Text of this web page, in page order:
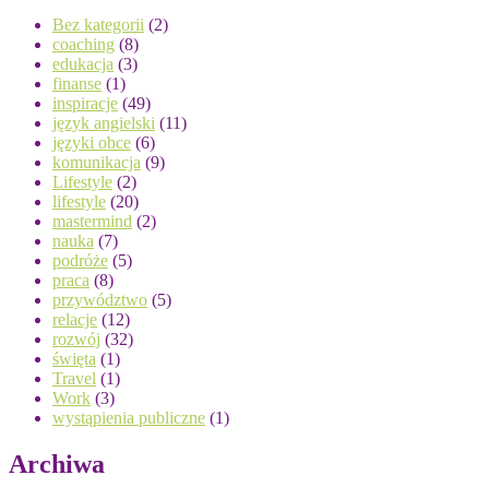
Bez kategorii (2)
coaching (8)
edukacja (3)
finanse (1)
inspiracje (49)
język angielski (11)
języki obce (6)
komunikacja (9)
Lifestyle (2)
lifestyle (20)
mastermind (2)
nauka (7)
podróże (5)
praca (8)
przywództwo (5)
relacje (12)
rozwój (32)
święta (1)
Travel (1)
Work (3)
wystąpienia publiczne (1)
Archiwa